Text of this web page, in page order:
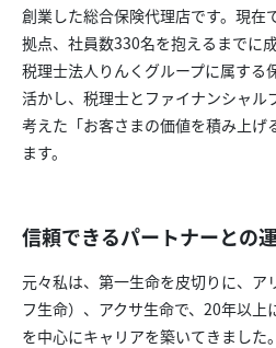
創業した総合保険代理店です。現在
拠点、社員数330名を抱えるまでに
税理士法人りんくグループに属する
活かし、税理士とファイナンシャル
考えた「お客さまの価値を積み上げ
ます。
信頼できるパートナーとの
元々私は、第一生命を皮切りに、ア
フ生命）、アクサ生命で、20年以
を中心にキャリアを築いてきました